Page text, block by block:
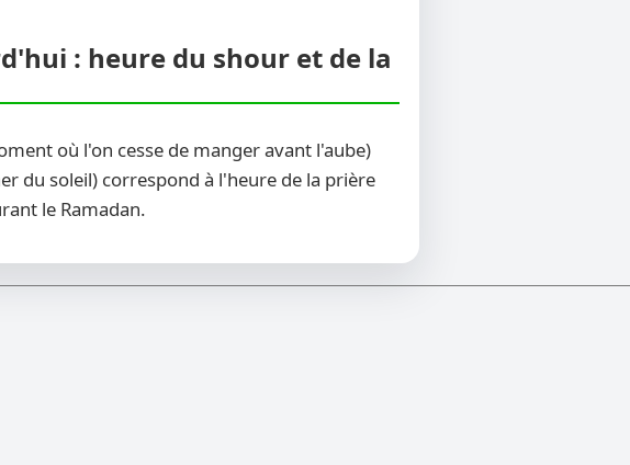
: heure du shour et de la
où l'on cesse de manger avant l'aube)
du soleil) correspond à l'heure de la prière
le Ramadan.